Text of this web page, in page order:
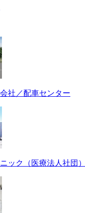
社／配車センター
ック（医療法人社団）